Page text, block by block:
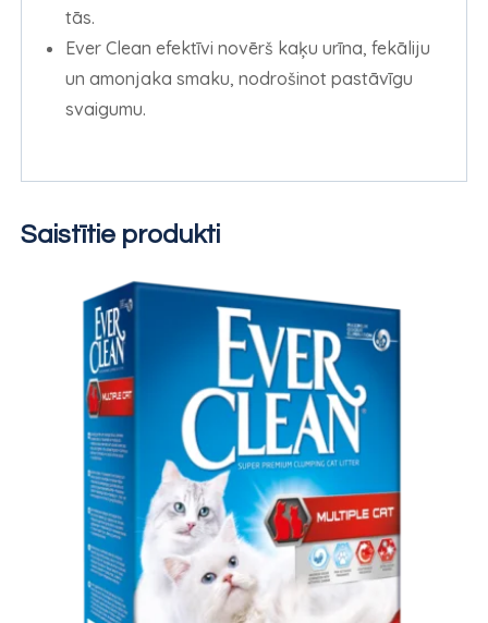
tās.
Ever Clean efektīvi novērš kaķu urīna, fekāliju
un amonjaka smaku, nodrošinot pastāvīgu
svaigumu.
Saistītie produkti